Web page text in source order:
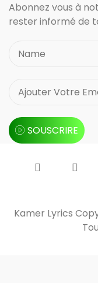
Abonnez vous à
rester informé de
SOUSCRIRE
Kamer Lyrics